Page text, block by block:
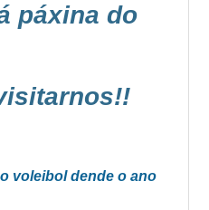
páxina do
voleibol dende o ano